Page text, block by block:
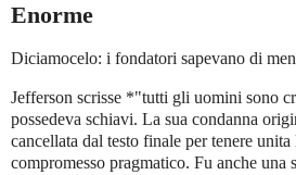
Enorme
Diciamocelo: i fondatori sapevano di
Jefferson scrisse *"tutti gli uomini sono
possedeva schiavi. La sua condanna
cancellata dal testo finale per tenere
compromesso pragmatico. Fu anche una